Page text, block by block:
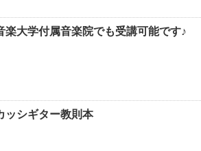
楽大学付属音楽院でも受講可能です♪
ッシギター教則本